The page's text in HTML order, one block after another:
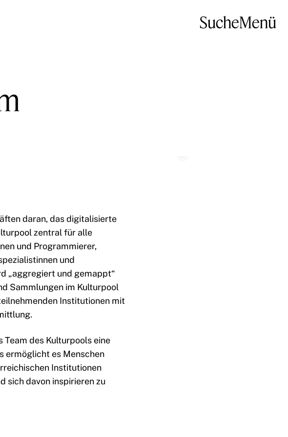
SucheMenü
daran, das digitalisierte
zentral für alle
und Programmierer,
und
„aggregiert und gemappt“
Sammlungen im Kulturpool
Institutionen mit
.
des Kulturpools eine
ermöglicht es Menschen
Institutionen
sich davon inspirieren zu